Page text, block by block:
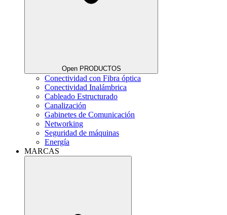
Open PRODUCTOS
Conectividad con Fibra óptica
Conectividad Inalámbrica
Cableado Estructurado
Canalización
Gabinetes de Comunicación
Networking
Seguridad de máquinas
Energía
MARCAS